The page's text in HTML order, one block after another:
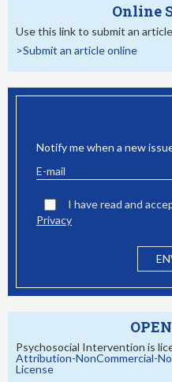
Online
Use this link to submit an
>Submit an article online
Notify me when a new
I have read and
Privacy
Psychosocial Intervention is
Attribution-NonCommercial-
License